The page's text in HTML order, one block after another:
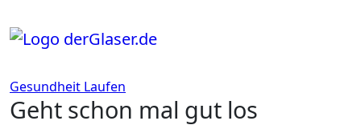
Inhalt
springen
Gesundheit Laufen
Geht schon mal gut los